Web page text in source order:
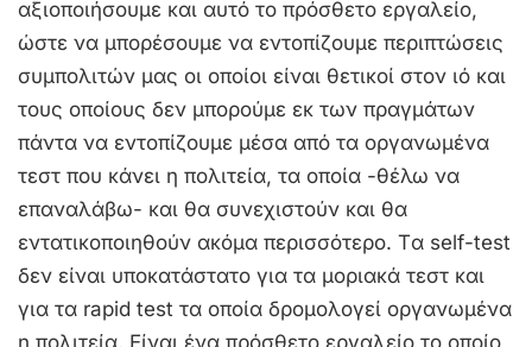
αξιοποιήσουμε και αυτό το πρόσθετο εργαλείο,
ώστε να μπορέσουμε να εντοπίζουμε περιπτώσεις
συμπολιτών μας οι οποίοι είναι θετικοί στον ιό και
τους οποίους δεν μπορούμε εκ των πραγμάτων
πάντα να εντοπίζουμε μέσα από τα οργανωμένα
τεστ που κάνει η πολιτεία, τα οποία -θέλω να
επαναλάβω- και θα συνεχιστούν και θα
εντατικοποιηθούν ακόμα περισσότερο. Tα self-test
δεν είναι υποκατάστατο για τα μοριακά τεστ και
για τα rapid test τα οποία δρομολογεί οργανωμένα